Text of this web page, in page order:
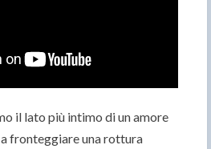
il lato più intimo di un amore
fronteggiare una rottura